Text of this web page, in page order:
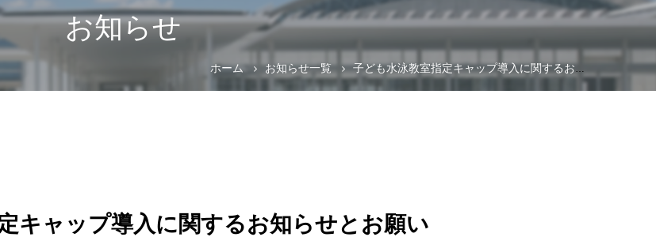
お問合せフォーム
津市公共施設予約システム
お知らせ
ホーム お知らせ一覧
キャップ導入に関するお知らせとお願い